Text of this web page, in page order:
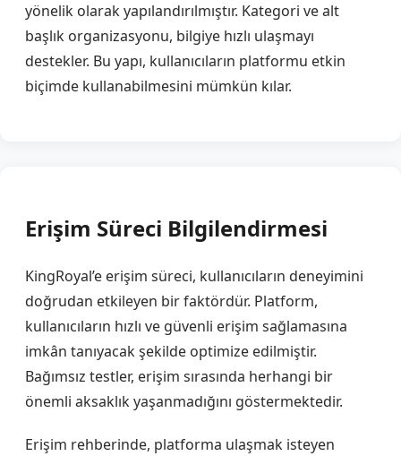
yönelik olarak yapılandırılmıştır. Kategori ve alt
başlık organizasyonu, bilgiye hızlı ulaşmayı
destekler. Bu yapı, kullanıcıların platformu etkin
biçimde kullanabilmesini mümkün kılar.
Erişim Süreci Bilgilendirmesi
KingRoyal’e erişim süreci, kullanıcıların deneyimini
doğrudan etkileyen bir faktördür. Platform,
kullanıcıların hızlı ve güvenli erişim sağlamasına
imkân tanıyacak şekilde optimize edilmiştir.
Bağımsız testler, erişim sırasında herhangi bir
önemli aksaklık yaşanmadığını göstermektedir.
Erişim rehberinde, platforma ulaşmak isteyen